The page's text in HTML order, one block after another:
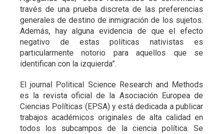
través de una prueba discreta de las preferencias
generales de destino de inmigración de los sujetos.
Además, hay alguna evidencia de que el efecto
negativo de estas políticas nativistas es
particularmente notorio para aquellos que se
identifican con la izquierda”.
El journal Political Science Research and Methods
es la revista oficial de la Asociación Europea de
Ciencias Políticas (EPSA) y está dedicada a publicar
trabajos académicos originales de alta calidad en
todos los subcampos de la ciencia política. Se